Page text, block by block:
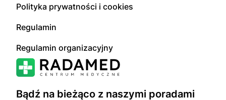
Bądź na bieżąco z naszymi poradami
Polityka prywatności i cookies
Regulamin
Regulamin organizacyjny